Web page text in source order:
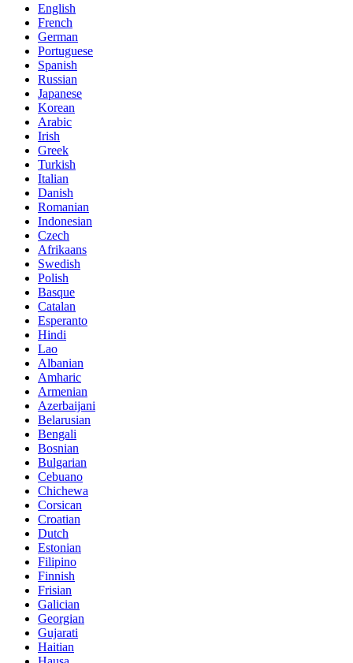
English
French
German
Portuguese
Spanish
Russian
Japanese
Korean
Arabic
Irish
Greek
Turkish
Italian
Danish
Romanian
Indonesian
Czech
Afrikaans
Swedish
Polish
Basque
Catalan
Esperanto
Hindi
Lao
Albanian
Amharic
Armenian
Azerbaijani
Belarusian
Bengali
Bosnian
Bulgarian
Cebuano
Chichewa
Corsican
Croatian
Dutch
Estonian
Filipino
Finnish
Frisian
Galician
Georgian
Gujarati
Haitian